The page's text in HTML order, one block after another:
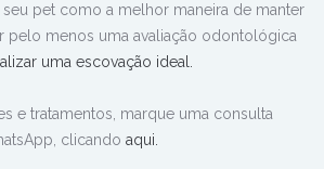
pet como a melhor maneira de manter
pelo menos uma avaliação odontológica
uma escovação ideal.
e tratamentos, marque uma consulta
clicando aqui.